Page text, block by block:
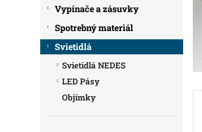
Vypínače a zásuvky
Spotrebný materiál
Svietidlá
Svietidlá NEDES
LED Pásy
Objímky